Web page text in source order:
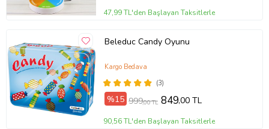
47,99 TL'den Başlayan Taksitlerle
Beleduc Candy Oyunu
(3)
Kargo Bedava
%15 999,00 TL 849,00 TL
90,56 TL'den Başlayan Taksitlerle